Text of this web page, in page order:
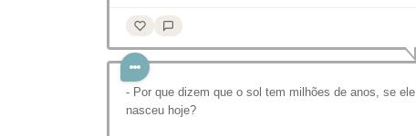
- Por que dizem que o sol tem milhões de anos, se ele
nasceu hoje?